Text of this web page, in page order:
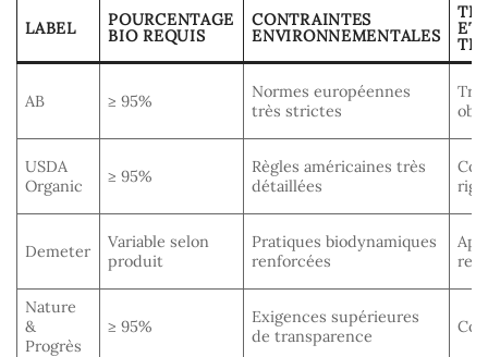
LABEL
POURCENTAGE
BIO REQUIS
CONTRAINTES
ENVIRONNEMENTALES
ET
AB ≥ 95%
Normes européennes
très strictes
USDA
Organic
≥ 95%
Règles américaines très
détaillées
Demeter
Variable selon
produit
Pratiques biodynamiques
renforcées
Nature
&
Progrès
≥ 95%
Exigences supérieures
de transparence